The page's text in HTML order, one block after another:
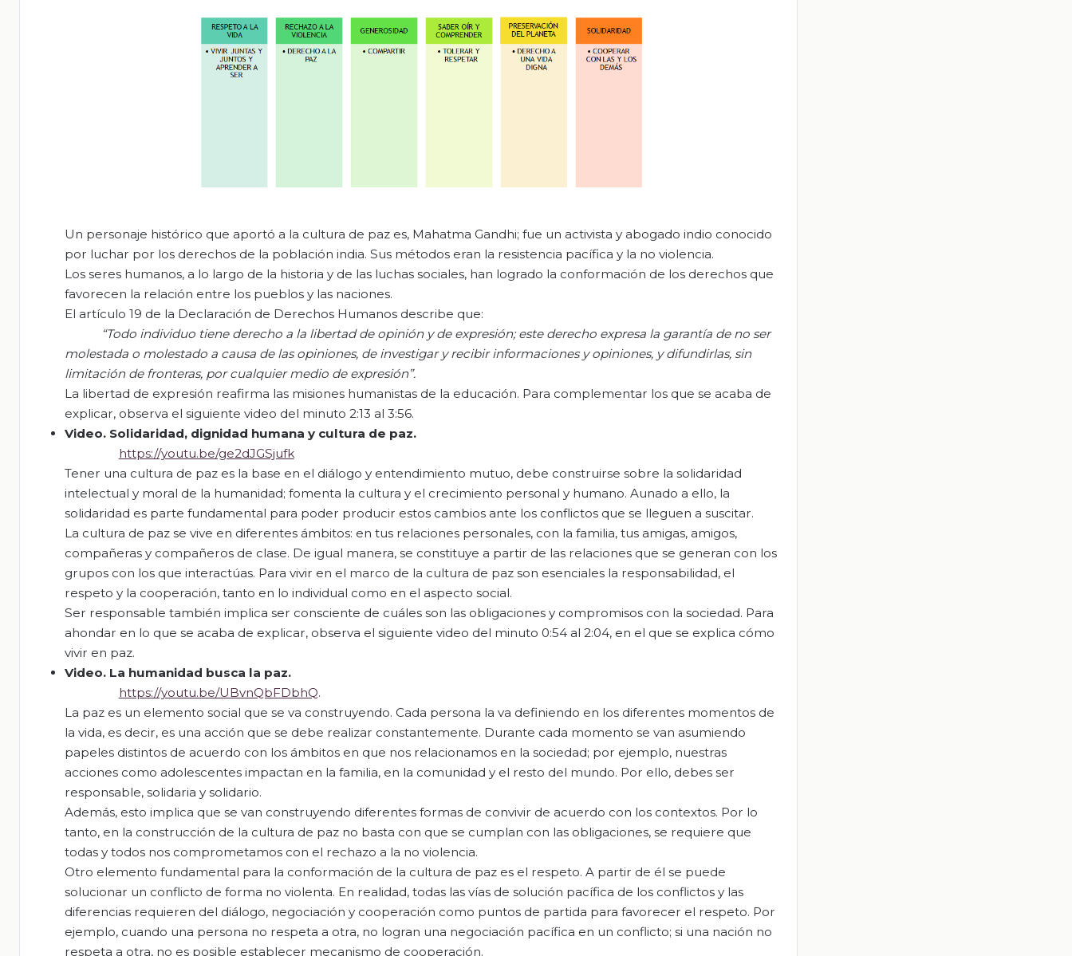
Un personaje histórico que aportó a la cultura de paz es, Mahatma Gandhi; fue un activista y abogado indio conocido
por luchar por los derechos de la población india. Sus métodos eran la resistencia pacífica y la no violencia.
Los seres humanos, a lo largo de la historia y de las luchas sociales, han logrado la conformación de los derechos que
favorecen la relación entre los pueblos y las naciones.
El artículo 19 de la Declaración de Derechos Humanos describe que:
“Todo individuo tienederecho a la libertadde opinióny de expresión;estederecho expresala garantíade no ser
molestada o molestado a causa de lasopiniones, de investigaryrecibir informacionesyopiniones, ydifundirlas, sin
limitaciónde fronteras, por cualquiermedio de expresión”.
La libertad de expresión reafirma las misiones humanistas de la educación. Para complementar los que se acaba de
explicar, observa el siguiente video del minuto 2:13 al 3:56.
Video. Solidaridad, dignidad humana y cultura de paz.
https://youtu.be/ge2dJGSjufk
Tener una cultura de paz es la base en el diálogo y entendimiento mutuo, debe construirse sobre la solidaridad
intelectual y moral de la humanidad; fomenta la cultura y el crecimiento personal y humano. Aunado a ello, la
solidaridad es parte fundamental para poder producir estos cambios ante los conflictos que se lleguen a suscitar.
La cultura de paz se vive en diferentes ámbitos: en tus relaciones personales, con la familia, tus amigas, amigos,
compañeras y compañeros de clase. De igual manera, se constituye a partir de las relaciones que se generan con los
grupos con los que interactúas. Para vivir en el marco de la cultura de paz son esenciales la responsabilidad, el
respeto y la cooperación, tanto en lo individual como en el aspecto social.
Ser responsable también implica ser consciente de cuáles son las obligaciones y compromisos con la sociedad. Para
ahondar en lo que se acaba de explicar, observa el siguiente video del minuto 0:54 al 2:04, en el que se explica cómo
vivir en paz.
Video. La humanidad busca la paz.
https://youtu.be/UBvnQbFDbhQ.
La paz es un elemento social que se va construyendo. Cada persona la va definiendo en los diferentes momentos de
la vida, es decir, es una acción que se debe realizar constantemente. Durante cada momento se van asumiendo
papeles distintos de acuerdo con los ámbitos en que nos relacionamos en la sociedad; por ejemplo, nuestras
acciones como adolescentes impactan en la familia, en la comunidad y el resto del mundo. Por ello, debes ser
responsable, solidaria y solidario.
Además, esto implica que se van construyendo diferentes formas de convivir de acuerdo con los contextos. Por lo
tanto, en la construcción de la cultura de paz no basta con que se cumplan con las obligaciones, se requiere que
todas y todos nos comprometamos con el rechazo a la no violencia.
Otro elemento fundamental para la conformación de la cultura de paz es el respeto. A partir de él se puede
solucionar un conflicto de forma no violenta. En realidad, todas las vías de solución pacífica de los conflictos y las
diferencias requieren del diálogo, negociación y cooperación como puntos de partida para favorecer el respeto. Por
ejemplo, cuando una persona no respeta a otra, no logran una negociación pacífica en un conflicto; si una nación no
respeta a otra, no es posible establecer mecanismo de cooperación.